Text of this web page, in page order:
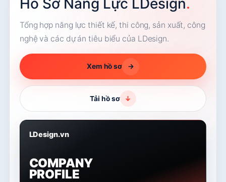
Hồ Sơ Năng Lực LDesign.
Tổng hợp năng lực thiết kế, thi công, sản xuất, công
nghệ và các dự án tiêu biểu của LDesign.
Xem hồ sơ →
Tải hồ sơ ↓
LDesign.vn
COMPANY
PROFILE